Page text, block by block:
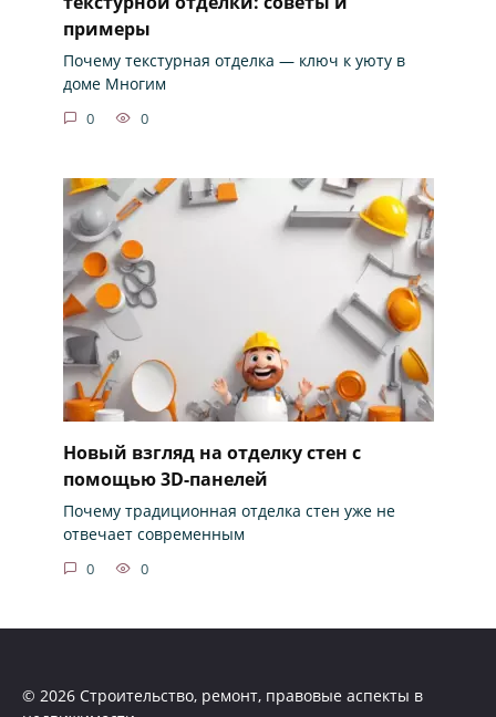
примеры
Почему текстурная отделка — ключ к уюту в
доме Многим
0 0
Новый взгляд на отделку стен с
помощью 3D-панелей
Почему традиционная отделка стен уже не
отвечает современным
0 0
© 2026 Строительство, ремонт, правовые аспекты в